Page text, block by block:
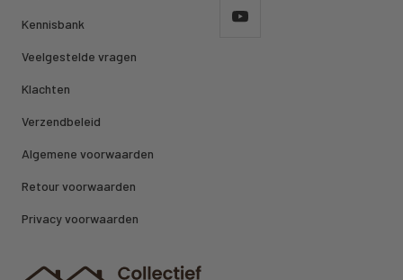
Kennisbank
Veelgestelde vragen
Klachten
Verzendbeleid
Algemene voorwaarden
Retour voorwaarden
Privacy voorwaarden